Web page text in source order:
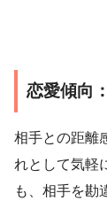
恋愛傾向
相手との距離
れとして気軽
も、相手を勘